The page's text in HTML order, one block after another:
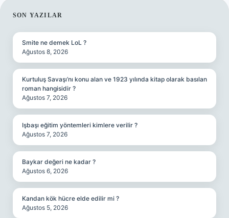
SIDEBAR
SON YAZILAR
Smite ne demek LoL ?
Ağustos 8, 2026
Kurtuluş Savaşı’nı konu alan ve 1923 yılında kitap olarak basılan
roman hangisidir ?
Ağustos 7, 2026
Işbaşı eğitim yöntemleri kimlere verilir ?
Ağustos 7, 2026
Baykar değeri ne kadar ?
Ağustos 6, 2026
Kandan kök hücre elde edilir mi ?
Ağustos 5, 2026